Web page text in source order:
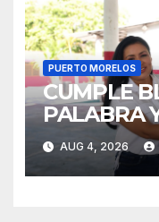
PUERTO MORELOS
CUMPLE
PALABRA
ESPACIOS
PUERTO
AUG 4, 2026